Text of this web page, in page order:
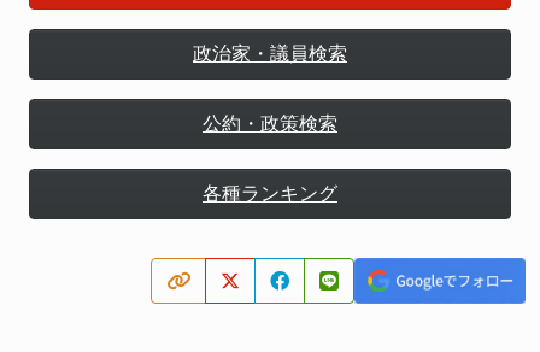
政治家・議員検索
公約・政策検索
各種ランキング